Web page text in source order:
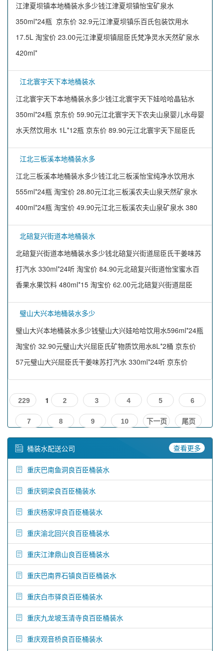
江津夏坝镇本地桶装水多少钱江津夏坝镇怡宝矿泉水
350ml*24瓶 京东价 32.9元江津夏坝镇乐百氏包装饮用水
17.5L 淘宝价 23.00元江津夏坝镇屈臣氏梵净灵水天然矿泉水
420ml*
江北寰宇天下本地桶装水
江北寰宇天下本地桶装水多少钱江北寰宇天下娃哈哈晶钻水
350ml*24瓶 京东价 59.90元江北寰宇天下农夫山泉婴儿水母婴
水天然饮用水 1L*12瓶 京东价 89.90元江北寰宇天下屈臣氏
江北三板溪本地桶装水多
江北三板溪本地桶装水多少钱江北三板溪怡宝纯净水饮用水
555ml*24瓶 淘宝价 28.80元江北三板溪农夫山泉天然矿泉水
400ml*24瓶 淘宝价 49.90元江北三板溪农夫山泉矿泉水 380
北碚复兴街道本地桶装水
北碚复兴街道本地桶装水多少钱北碚复兴街道屈臣氏干姜味苏
打汽水 330ml*24听 淘宝价 84.90元北碚复兴街道怡宝蜜水百
香果水果饮料 480ml*15 淘宝价 62.00元北碚复兴街道屈臣
璧山大兴本地桶装水多少
璧山大兴本地桶装水多少钱璧山大兴娃哈哈饮用水596ml*24瓶
淘宝价 32.90元璧山大兴屈臣氏矿物质饮用水8L*2桶 京东价
57元璧山大兴屈臣氏干姜味苏打汽水 330ml*24听 京东价
229 1 2 3 4 5 6
7 8 9 10 下一页 尾页
桶装水配送公司 查看更多
重庆巴南鱼洞良百臣桶装水
重庆铜梁良百臣桶装水
重庆杨家坪良百臣桶装水
重庆渝北回兴良百臣桶装水
重庆江津鼎山良百臣桶装水
重庆巴南界石镇良百臣桶装水
重庆白市驿良百臣桶装水
重庆九龙坡玉清寺良百臣桶装水
重庆观音桥良百臣桶装水